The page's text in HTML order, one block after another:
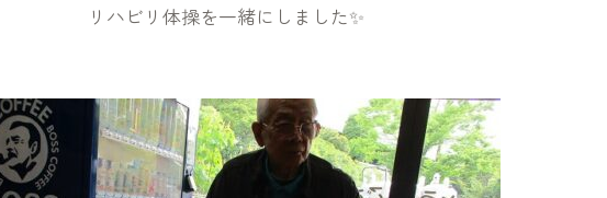
リハビリ体操を一緒にしました✨